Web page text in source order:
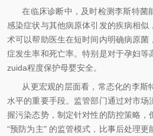
在临床诊断中，及时检测李斯特菌
感染症状与其他病原体引发的疾病相
术可以帮助医生在短时间内明确病原
症发生率和死亡率。特别是对于孕妇
zuida程度保护母婴安全。
从更宏观的层面看，常态化的李斯
水平的重要手段。监管部门通过对市
握污染态势，制定针对性的防控策略，
“预防为主" 的监管模式，比事后处理